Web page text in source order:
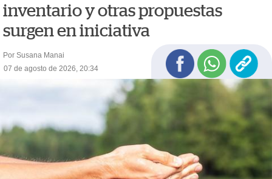
inventario y otras propuestas
surgen en iniciativa
Por Susana Manai
07 de agosto de 2026, 20:34